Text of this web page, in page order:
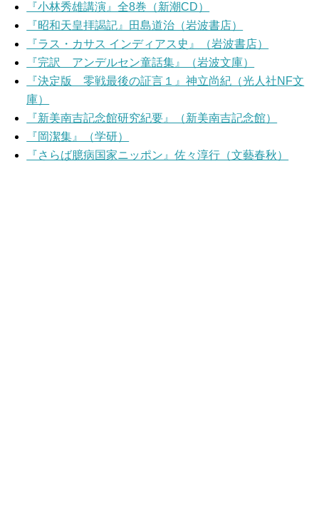
『小林秀雄講演』全8巻（新潮CD）
『昭和天皇拝謁記』田島道治（岩波書店）
『ラス・カサス インディアス史』（岩波書店）
『完訳 アンデルセン童話集』（岩波文庫）
『決定版 零戦最後の証言１』神立尚紀（光人社NF文
庫）
『新美南吉記念館研究紀要』（新美南吉記念館）
『岡潔集』（学研）
『さらば臆病国家ニッポン』佐々淳行（文藝春秋）